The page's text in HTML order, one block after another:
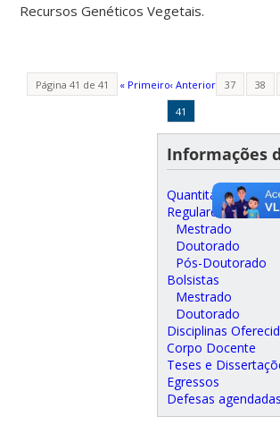
Recursos Genéticos Vegetais.
Página 41 de 41 « Primeiro‹ Anterior 37 38
41
Informações
Quantitativos
Regulares
Mestrado
Doutorado
Pós-Doutorado
Bolsistas
Mestrado
Doutorado
Disciplinas
Corpo Docente
Teses e
Egressos
Defesas agendadas